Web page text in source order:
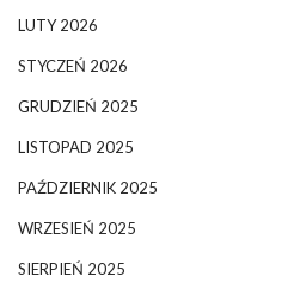
LUTY 2026
STYCZEŃ 2026
GRUDZIEŃ 2025
LISTOPAD 2025
PAŹDZIERNIK 2025
WRZESIEŃ 2025
SIERPIEŃ 2025